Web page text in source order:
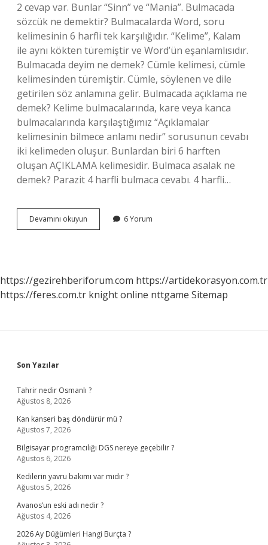
2 cevap var. Bunlar “Sinn” ve “Mania”. Bulmacada
sözcük ne demektir? Bulmacalarda Word, soru
kelimesinin 6 harfli tek karşılığıdır. “Kelime”, Kalam
ile aynı kökten türemiştir ve Word’ün eşanlamlısıdır.
Bulmacada deyim ne demek? Cümle kelimesi, cümle
kelimesinden türemiştir. Cümle, söylenen ve dile
getirilen söz anlamına gelir. Bulmacada açıklama ne
demek? Kelime bulmacalarında, kare veya kanca
bulmacalarında karşılaştığımız “Açıklamalar
kelimesinin bilmece anlamı nedir” sorusunun cevabı
iki kelimeden oluşur. Bunlardan biri 6 harften
oluşan AÇIKLAMA kelimesidir. Bulmaca asalak ne
demek? Parazit 4 harfli bulmaca cevabı. 4 harfli…
Devamını okuyun Bulmacada
Asal
6 Yorum
https://gezirehberiforum.com https://artidekorasyon.com.tr
https://feres.com.tr knight online nttgame Sitemap
Sidebar
Son Yazılar
Tahrir nedir Osmanlı ?
Ağustos 8, 2026
Kan kanseri baş döndürür mü ?
Ağustos 7, 2026
Bilgisayar programcılığı DGS nereye geçebilir ?
Ağustos 6, 2026
Kedilerin yavru bakımı var mıdır ?
Ağustos 5, 2026
Avanos’un eski adı nedir ?
Ağustos 4, 2026
2026 Ay Düğümleri Hangi Burçta ?